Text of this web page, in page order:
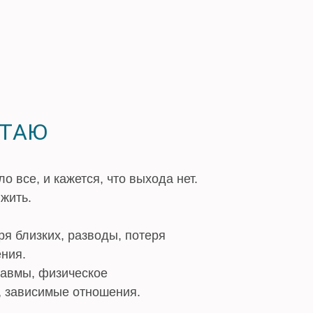
все, и кажется, что выхода нет.
близких, разводы, потеря
физическое
зависимые отношения.